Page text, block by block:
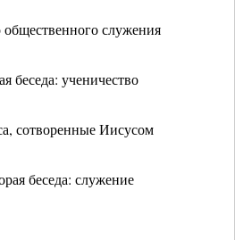
служения
беседа: ученичество
сотворенные Иисусом
беседа: служение